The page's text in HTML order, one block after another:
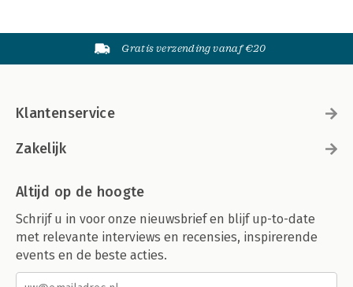
Gratis verzending vanaf €20
Klantenservice
Zakelijk
Altijd op de hoogte
Schrijf u in voor onze nieuwsbrief en blijf up-to-date
met relevante interviews en recensies, inspirerende
events en de beste acties.